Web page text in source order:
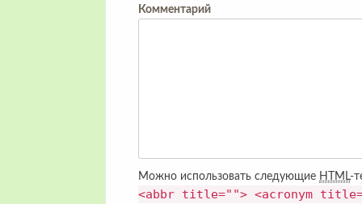
Комментарий
Можно использовать следующие HTML-
<abbr title=""> <acronym